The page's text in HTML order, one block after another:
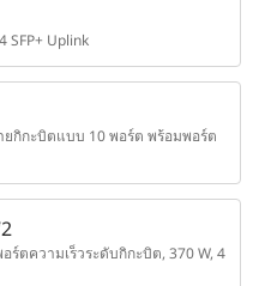
SFP+ Uplink
กิกะบิตแบบ 10 พอร์ต พร้อมพอร์ต
ร์ตความเร็วระดับกิกะบิต, 370 W, 4